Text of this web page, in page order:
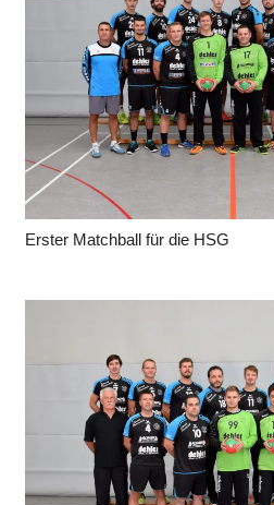
Erster Matchball für die HSG